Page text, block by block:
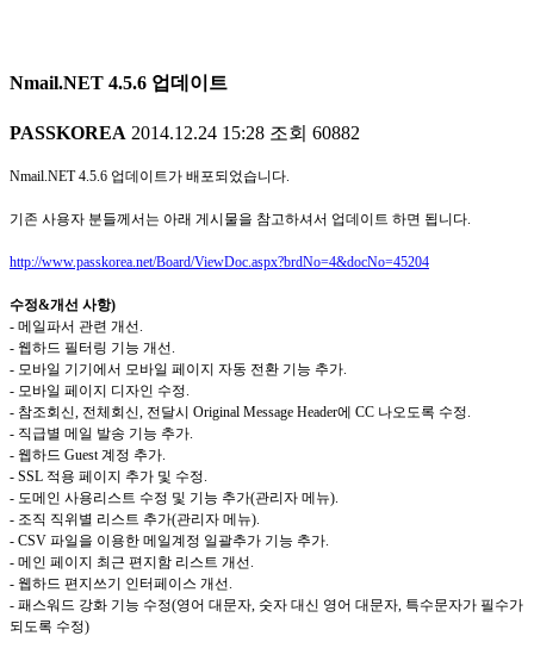
Nmail.NET 4.5.6 업데이트
PASSKOREA 2014.12.24 15:28 조회 60882
Nmail.NET 4.5.6 업데이트가 배포되었습니다.
기존 사용자 분들께서는 아래 게시물을 참고하셔서 업데이트 하면 됩니다.
http://www.passkorea.net/Board/ViewDoc.aspx?brdNo=4&docNo=45204
수정&개선 사항)
- 메일파서 관련 개선.
- 웹하드 필터링 기능 개선.
- 모바일 기기에서 모바일 페이지 자동 전환 기능 추가.
- 모바일 페이지 디자인 수정.
- 참조회신, 전체회신, 전달시 Original Message Header에 CC 나오도록 수정.
- 직급별 메일 발송 기능 추가.
- 웹하드 Guest 계정 추가.
- SSL 적용 페이지 추가 및 수정.
- 도메인 사용리스트 수정 및 기능 추가(관리자 메뉴).
- 조직 직위별 리스트 추가(관리자 메뉴).
- CSV 파일을 이용한 메일계정 일괄추가 기능 추가.
- 메인 페이지 최근 편지함 리스트 개선.
- 웹하드 편지쓰기 인터페이스 개선.
- 패스워드 강화 기능 수정(영어 대문자, 숫자 대신 영어 대문자, 특수문자가 필수가
되도록 수정)